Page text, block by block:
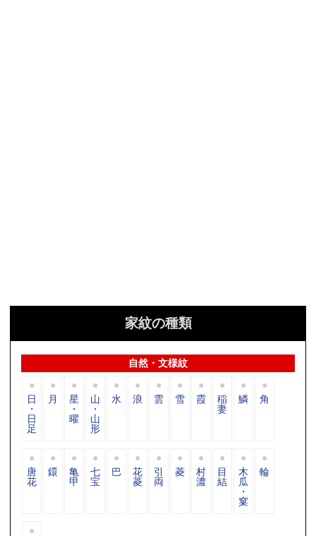
家紋の種類
自然・文様紋
日
・
日
足
月 星
・
曜
山
・
山
形
水 浪 雲 雪 霞 稲
妻
鱗 角
唐
花
鐶 亀
甲
七
宝
巴 花
菱
引
両
菱 村
濃
目
結
木
瓜
・
窠
輪